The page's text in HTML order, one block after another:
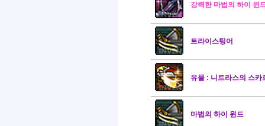
강력한 마법의 하이 윈
트라이스팅어
유물 : 니트라스의 스카
마법의 하이 윈드